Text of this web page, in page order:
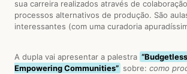
sua carreira realizados através de
processos alternativos de produção. São
interessantes (com uma curadoria
A dupla vai apresentar a palestra
Empowering Communities” sobre: como